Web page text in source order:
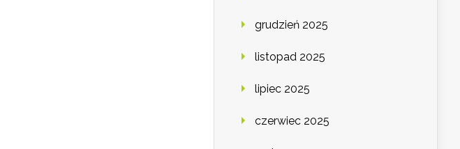
grudzień 2025
listopad 2025
lipiec 2025
czerwiec 2025